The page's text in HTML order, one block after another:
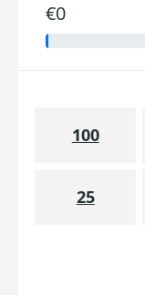
€0
100
25